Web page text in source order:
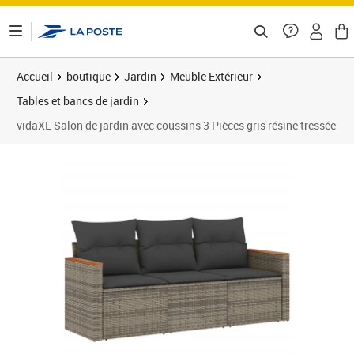
Accueil boutique Jardin
Meuble Extérieur
Tables et bancs de jardin
vidaXL Salon de jardin avec coussins 3 Pièces gris résine tressée